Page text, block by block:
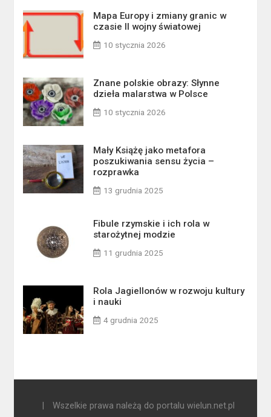
Mapa Europy i zmiany granic w
czasie II wojny światowej
10 stycznia 2026
Znane polskie obrazy: Słynne
dzieła malarstwa w Polsce
10 stycznia 2026
Mały Książę jako metafora
poszukiwania sensu życia –
rozprawka
13 grudnia 2025
Fibule rzymskie i ich rola w
starożytnej modzie
11 grudnia 2025
Rola Jagiellonów w rozwoju kultury
i nauki
4 grudnia 2025
Wszelkie prawa należą do portalu wielun.net.pl